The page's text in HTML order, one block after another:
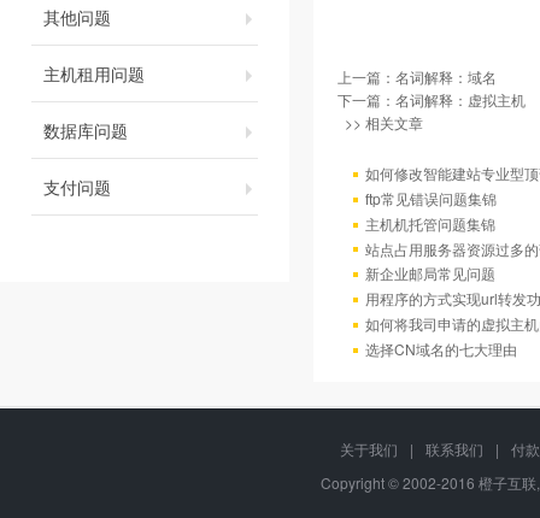
其他问题
主机租用问题
数据库问题
支付问题
上一篇： 名词解释：域名
下一篇： 名词解释：虚拟主机
>> 相关文章
如何修改智能建站专业型
ftp常见错误问题集锦
主机机托管问题集锦
站点占用服务器资源过多
新企业邮局常见问题
用程序的方式实现url转发
如何将我司申请的虚拟主
选择CN域名的七大理由
关于我们 | 联系我们 |
付
Copyright © 2002-2016 橙子互